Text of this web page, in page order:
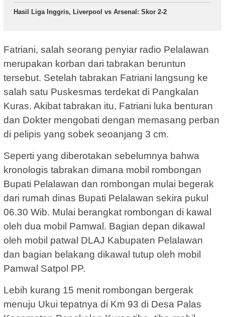
Hasil Liga Inggris, Liverpool vs Arsenal: Skor 2-2
Fatriani, salah seorang penyiar radio Pelalawan
merupakan korban dari tabrakan beruntun
tersebut. Setelah tabrakan Fatriani langsung ke
salah satu Puskesmas terdekat di Pangkalan
Kuras. Akibat tabrakan itu, Fatriani luka benturan
dan Dokter mengobati dengan memasang perban
di pelipis yang sobek seoanjang 3 cm.
Seperti yang diberotakan sebelumnya bahwa
kronologis tabrakan dimana mobil rombongan
Bupati Pelalawan dan rombongan mulai begerak
dari rumah dinas Bupati Pelalawan sekira pukul
06.30 Wib. Mulai berangkat rombongan di kawal
oleh dua mobil Pamwal. Bagian depan dikawal
oleh mobil patwal DLAJ Kabupaten Pelalawan
dan bagian belakang dikawal tutup oleh mobil
Pamwal Satpol PP.
Lebih kurang 15 menit rombongan bergerak
menuju Ukui tepatnya di Km 93 di Desa Palas